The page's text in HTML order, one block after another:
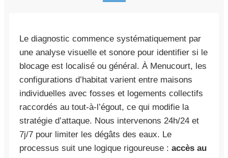
Le diagnostic commence systématiquement par
une analyse visuelle et sonore pour identifier si le
blocage est localisé ou général. À Menucourt, les
configurations d’habitat varient entre maisons
individuelles avec fosses et logements collectifs
raccordés au tout-à-l’égout, ce qui modifie la
stratégie d’attaque. Nous intervenons 24h/24 et
7j/7 pour limiter les dégâts des eaux. Le
processus suit une logique rigoureuse : accès au